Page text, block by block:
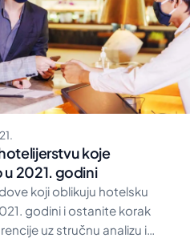
koje
2021. godini
koji oblikuju hotelsku
godini i ostanite korak
uz stručnu analizu i